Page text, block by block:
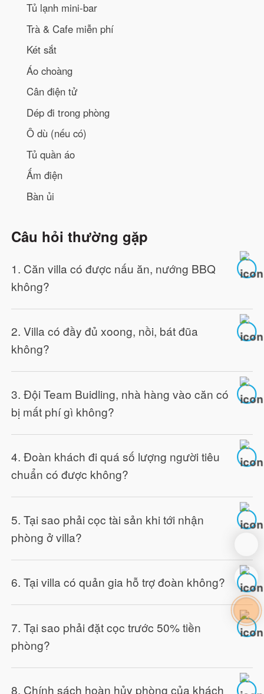
Tủ lạnh mini-bar
Trà & Cafe miễn phí
Két sắt
Áo choàng
Cân điện tử
Dép đi trong phòng
Ô dù (nếu có)
Tủ quần áo
Ấm điện
Bàn ủi
Câu hỏi thường gặp
1. Căn villa có được nấu ăn, nướng BBQ
không?
2. Villa có đầy đủ xoong, nồi, bát đũa
không?
3. Đội Team Buidling, nhà hàng vào căn có
bị mất phí gì không?
4. Đoàn khách đi quá số lượng người tiêu
chuẩn có được không?
5. Tại sao phải cọc tài sản khi tới nhận
phòng ở villa?
6. Tại villa có quản gia hỗ trợ đoàn không?
7. Tại sao phải đặt cọc trước 50% tiền
phòng?
8. Chính sách hoàn hủy phòng của khách